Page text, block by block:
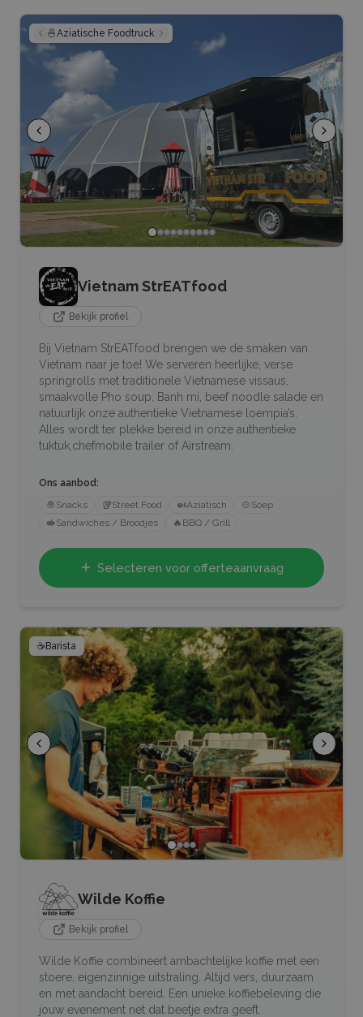
🍜Aziatische Foodtruck
Vietnam StrEATfood
Bekijk profiel
Bij Vietnam StrEATfood brengen we de smaken van
Vietnam naar je toe! We serveren heerlijke, verse
springrolls met traditionele Vietnamese vissaus,
smaakvolle Pho soup, Banh mi, beef noodle salade en
natuurlijk onze authentieke Vietnamese loempia’s.
Alles wordt ter plekke bereid in onze authentieke
tuktuk,chefmobile trailer of Airstream.
Ons aanbod:
🧆Snacks 🥡Street Food 🍛Aziatisch 🍲 Soep
🥪Sandwiches / Broodjes 🔥 BBQ / Grill
Selecteren voor offerteaanvraag
☕Barista
Wilde Koffie
Bekijk profiel
Wilde Koffie combineert ambachtelijke koffie met een
stoere, eigenzinnige uitstraling. Altijd vers, duurzaam
en met aandacht bereid. Een unieke koffiebeleving die
jouw evenement net dat beetje extra geeft.